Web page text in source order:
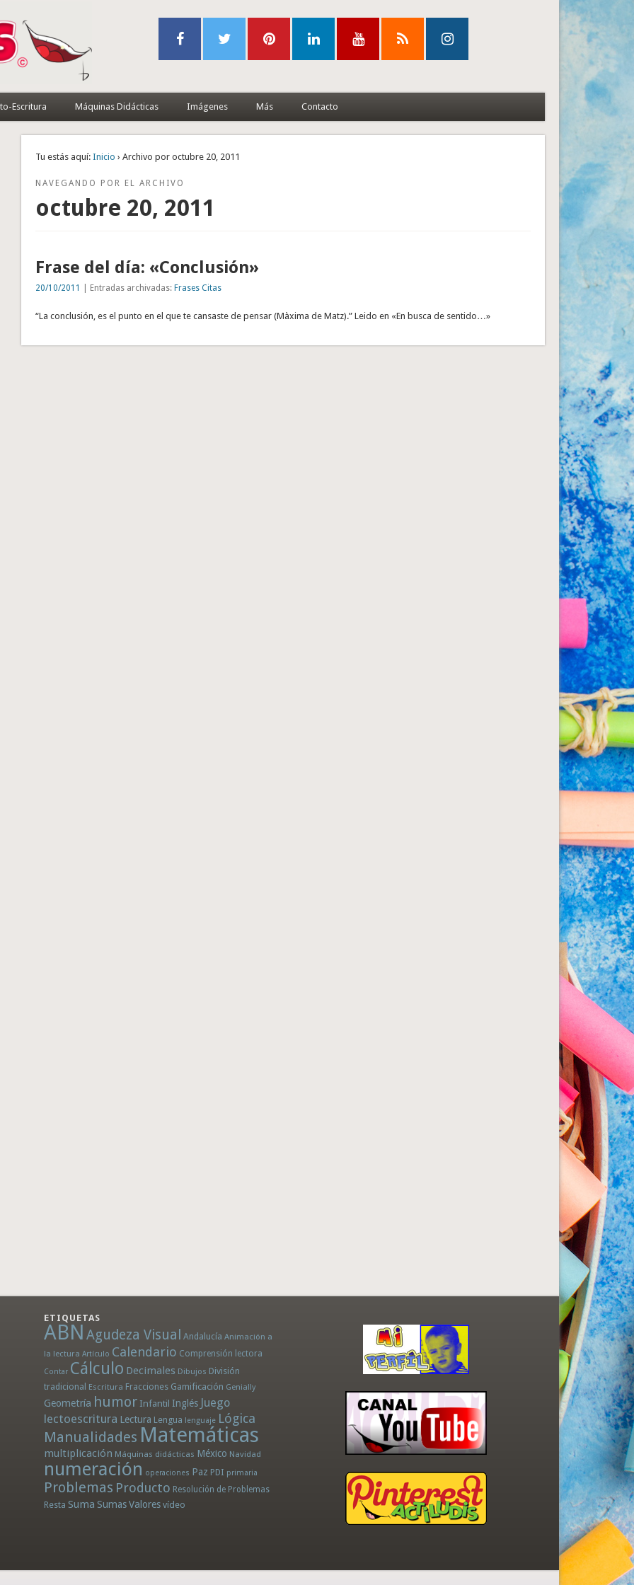
Escritura Máquinas Didácticas Imágenes Más Contacto
Tu estás aquí: Inicio › Archivo por octubre 20, 2011
NAVEGANDO POR EL ARCHIVO
octubre 20, 2011
Frase del día: «Conclusión»
20/10/2011 | Entradas archivadas:Frases Citas
“La conclusión, es el punto en el que te cansaste de pensar (Màxima de Matz).” Leido en «En busca de sentido…»
ETIQUETAS
ABN Agudeza Visual Andalucía Animación a
la lectura Artículo Calendario Comprensión lectora
Contar Cálculo Decimales Dibujos División
tradicional Escritura Fracciones Gamificación Genially
Geometría humor Infantil Inglés Juego
lectoescritura Lectura Lengua lenguaje Lógica
Manualidades Matemáticas
multiplicación Máquinas didácticas México Navidad
numeración operaciones Paz PDI primaria
Problemas Producto Resolución de Problemas
Resta Suma SumasValores vídeo